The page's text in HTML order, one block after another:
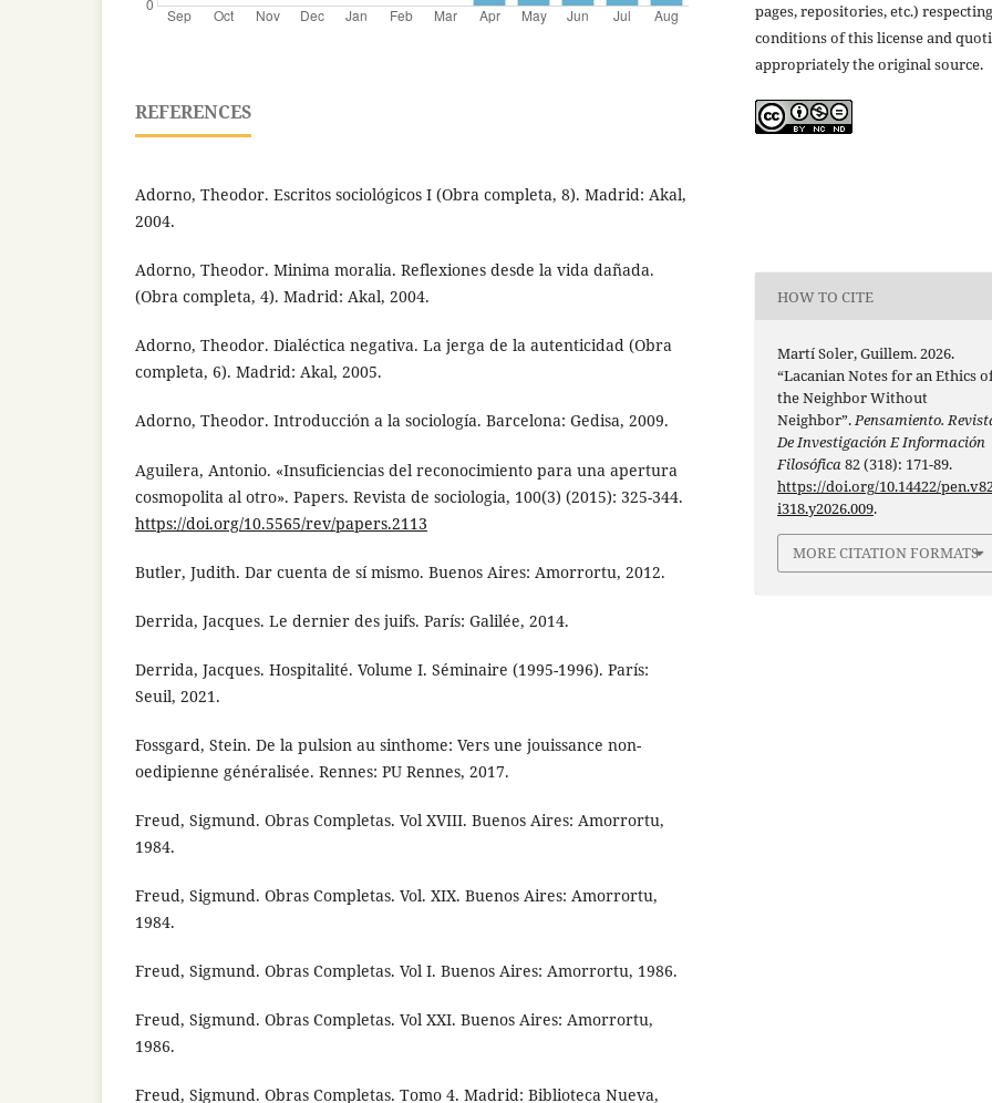
REFERENCES
Adorno, Theodor. Escritos sociológicos I (Obra completa, 8). Madrid: Akal,
2004.
Adorno, Theodor. Minima moralia. Reflexiones desde la vida dañada.
(Obra completa, 4). Madrid: Akal, 2004.
Adorno, Theodor. Dialéctica negativa. La jerga de la autenticidad (Obra
completa, 6). Madrid: Akal, 2005.
Adorno, Theodor. Introducción a la sociología. Barcelona: Gedisa, 2009.
Aguilera, Antonio. «Insuficiencias del reconocimiento para una apertura
cosmopolita al otro». Papers. Revista de sociologia, 100(3) (2015): 325-344.
https://doi.org/10.5565/rev/papers.2113
Butler, Judith. Dar cuenta de sí mismo. Buenos Aires: Amorrortu, 2012.
Derrida, Jacques. Le dernier des juifs. París: Galilée, 2014.
Derrida, Jacques. Hospitalité. Volume I. Séminaire (1995-1996). París:
Seuil, 2021.
Fossgard, Stein. De la pulsion au sinthome: Vers une jouissance non-
oedipienne généralisée. Rennes: PU Rennes, 2017.
Freud, Sigmund. Obras Completas. Vol XVIII. Buenos Aires: Amorrortu,
1984.
Freud, Sigmund. Obras Completas. Vol. XIX. Buenos Aires: Amorrortu,
1984.
Freud, Sigmund. Obras Completas. Vol I. Buenos Aires: Amorrortu, 1986.
Freud, Sigmund. Obras Completas. Vol XXI. Buenos Aires: Amorrortu,
1986.
Freud, Sigmund. Obras Completas. Tomo 4. Madrid: Biblioteca Nueva,
pages, repositories, etc.)
conditions of this license and
appropriately the original source.
HOW TO CITE
Martí Soler, Guillem. 2026.
“Lacanian Notes for an Ethics
the Neighbor Without
Neighbor”.Pensamiento.
De Investigación E Información
Filosófica82 (318): 171-89.
https://doi.org/10.14422/
i318.y2026.009.
MORE CITATION FORMATS